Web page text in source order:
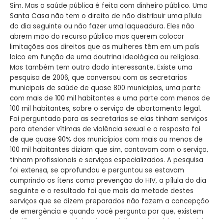
Sim. Mas a saúde pública é feita com dinheiro público. Uma
Santa Casa não tem o direito de não distribuir uma pílula
do dia seguinte ou não fazer uma laqueadura. Eles não
abrem mão do recurso público mas querem colocar
limitações aos direitos que as mulheres têm em um país
laico em função de uma doutrina ideológica ou religiosa.
Mas também tem outro dado interessante. Existe uma
pesquisa de 2006, que conversou com as secretarias
municipais de saúde de quase 800 municipios, uma parte
com mais de 100 mil habitantes e uma parte com menos de
100 mil habitantes, sobre o serviço de abortamento legal.
Foi perguntado para as secretarias se elas tinham serviços
para atender vítimas de violência sexual e a resposta foi
de que quase 90% dos municípios com mais ou menos de
100 mil habitantes diziam que sim, contavam com o serviço,
tinham profissionais e serviços especializados. A pesquisa
foi extensa, se aprofundou e perguntou se estavam
cumprindo os ítens como prevenção do HIV, a pílula do dia
seguinte e o resultado foi que mais da metade destes
serviços que se dizem preparados não fazem a concepção
de emergência e quando você pergunta por que, existem